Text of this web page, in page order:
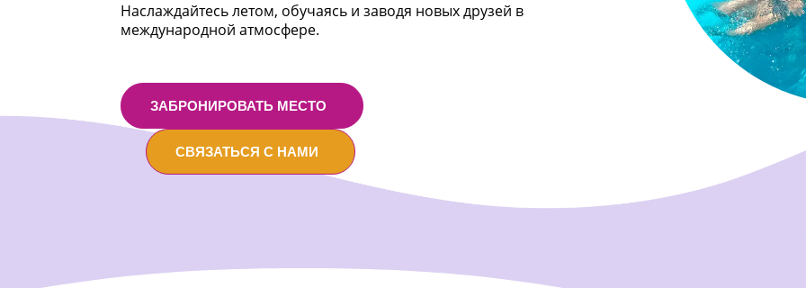
Наслаждайтесь летом, обучаясь и заводя новых друзей в
международной атмосфере.
ЗАБРОНИРОВАТЬ МЕСТО
СВЯЗАТЬСЯ С НАМИ